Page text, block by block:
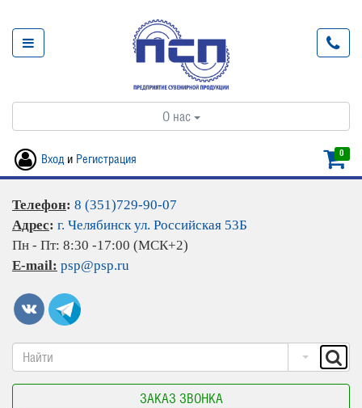
О нас
0
Вход и Регистрация
Телефон: 8 (351)729-90-07
Адрес: г. Челябинск ул. Российская 53Б
Пн - Пт: 8:30 -17:00 (МСК+2)
E-mail: psp@psp.ru
ЗАКАЗ ЗВОНКА